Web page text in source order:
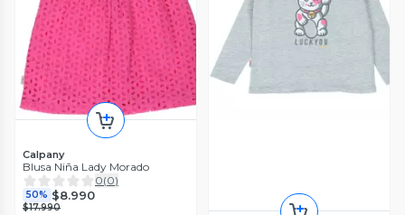
Calpany
Blusa Niña Lady Morado
0(0)
50% $8.990
$17.990